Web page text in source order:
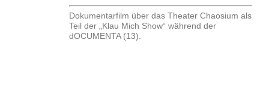
Dokumentarfilm über das Theater Chaosium als
Teil der „Klau Mich Show“ während der
dOCUMENTA (13).